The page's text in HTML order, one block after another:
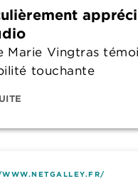
Marie Vingtras
touchante